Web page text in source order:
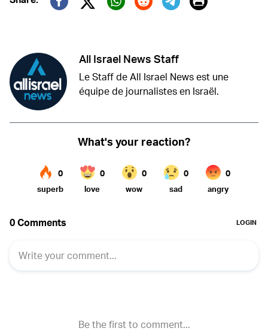
Twitter (X)
All Israel News Staff
Le Staff de All Israel News est une
équipe de journalistes en Israël.